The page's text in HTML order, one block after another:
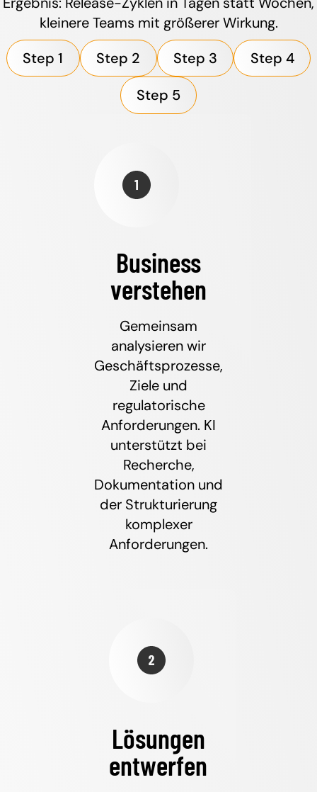
kleinere Teams mit größerer Wirkung.
Step 1
Step 2 Step 3 Step 4
Step 5
Business
verstehen
Gemeinsam
analysieren wir
Geschäftsprozesse,
Ziele und
regulatorische
Anforderungen. KI
unterstützt bei
Recherche,
Dokumentation und
der Strukturierung
komplexer
Anforderungen.
Lösungen
entwerfen